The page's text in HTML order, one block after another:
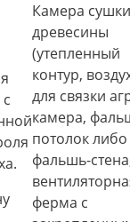
Камера сушки
древесины
(утепленный
контур,
для связки
камера,
потолок либо
фальшь-
ферма с